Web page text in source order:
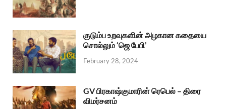
குடும்ப உறவுகளின் அழகான கதையை
சொல்லும் ‘ஜெ பேபி’
February 28, 2024
GV பிரகாஷ்குமாரின் ரெபெல் – திரை
விமர்சனம்